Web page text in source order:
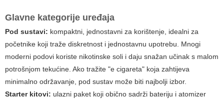
Glavne kategorije uređaja
Pod sustavi: kompaktni, jednostavni za korištenje, idealni za
početnike koji traže diskretnost i jednostavnu upotrebu. Mnogi
moderni podovi koriste nikotinske soli i daju snažan učinak s malom
potrošnjom tekućine. Ako tražite "e cigareta" koja zahtijeva
minimalno održavanje, pod sustav može biti najbolji izbor.
Starter kitovi: ulazni paket koji obično sadrži bateriju i atomizer